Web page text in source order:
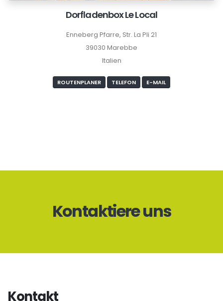
Dorfladenbox Le Local
Enneberg Pfarre, Str. La Pli 21
39030 Marebbe
Italien
ROUTENPLANER TELEFON E-MAIL
Kontaktiere uns
Kontakt